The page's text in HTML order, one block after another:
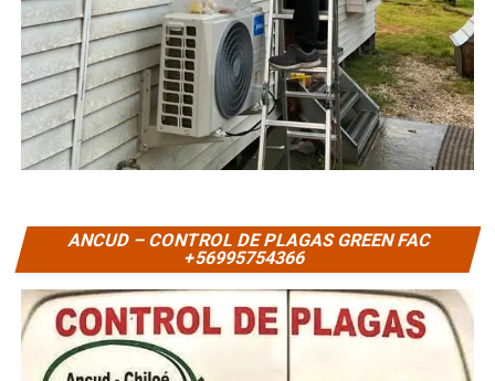
ANCUD – CONTROL DE PLAGAS GREEN FAC
+56995754366